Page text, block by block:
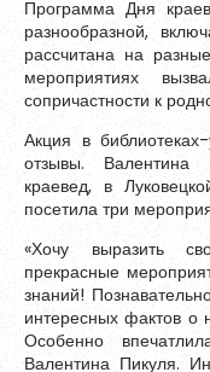
Программа Дня
разнообразной,
рассчитана на
мероприятиях
сопричастности к
Акция в
отзывы. Валентина
краевед, в
посетила три
«Хочу выразить
прекрасные
знаний!
интересных фактов о
Особенно
Валентина Пикуля.